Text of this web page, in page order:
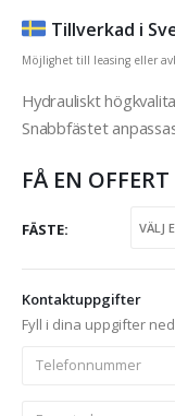
Tillverkad i
Möjlighet till leasing eller
Hydrauliskt
Snabbfästet
FÅ EN
FÄSTE
Kontaktuppgifter
Fyll i dina uppgifter